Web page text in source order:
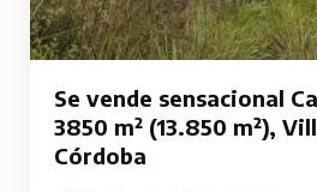
Se vende sensacional
3850 m² (13.850 m²),
Córdoba